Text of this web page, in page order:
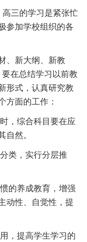
三的学习是紧张忙
参加学校组织的各
新大纲、新教
在总结学习以前教
形式，认真研究教
方面的工作：
，综合科目要在应
自然。
类，实行分层推
的养成教育，增强
动性、自觉性，提
，提高学生学习的